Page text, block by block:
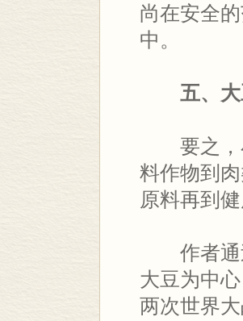
尚在安全
中。
五、大
要之，小
料作物到
原料再到
作者通过
大豆为中
两次世界